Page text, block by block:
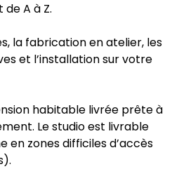
A à Z.
la fabrication en atelier, les
et l’installation sur votre
habitable livrée prête à
Le studio est livrable
en zones difficiles d’accès